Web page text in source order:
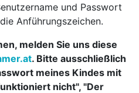
und Passwort
Anführungszeichen.
melden Sie uns diese
. Bitte ausschließlich
meines Kindes mit
nicht", "Der